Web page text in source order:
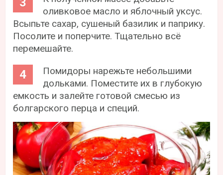
оливковое масло и яблочный уксус.
Всыпьте сахар, сушеный базилик и паприку.
Посолите и поперчите. Тщательно всё
перемешайте.
Помидоры нарежьте небольшими
дольками. Поместите их в глубокую
емкость и залейте готовой смесью из
болгарского перца и специй.